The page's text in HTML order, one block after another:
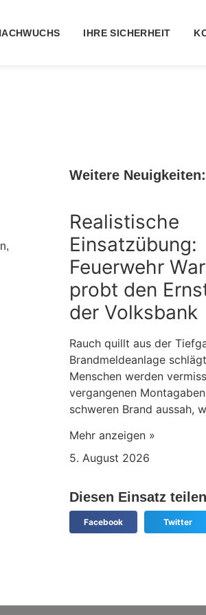
IHRE SICHERHEIT
Weitere Neuigkeiten:
Realistische
Einsatzübung:
Feuerwehr
probt den
der Volksbank
Rauch quillt aus der
Brandmeldeanlage
Menschen werden
vergangenen
schweren Brand aussah,
Mehr anzeigen »
5. August 2026
Diesen Einsatz
Facebook Twitter